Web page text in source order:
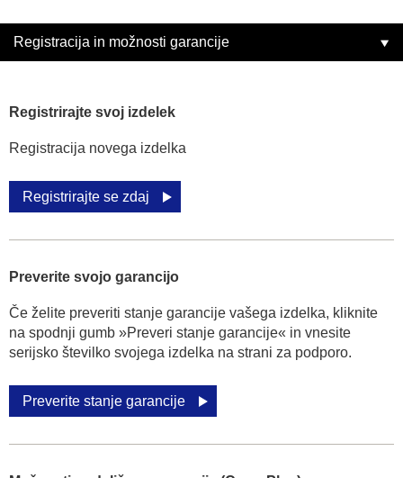
Registracija in možnosti garancije
Registrirajte svoj izdelek
Registracija novega izdelka
Registrirajte se zdaj
Preverite svojo garancijo
Če želite preveriti stanje garancije vašega izdelka, kliknite
na spodnji gumb »Preveri stanje garancije« in vnesite
serijsko številko svojega izdelka na strani za podporo.
Preverite stanje garancije